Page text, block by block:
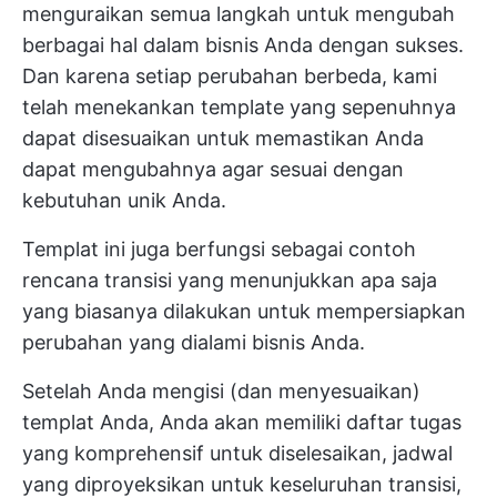
menguraikan semua langkah untuk mengubah
berbagai hal dalam bisnis Anda dengan sukses.
Dan karena setiap perubahan berbeda, kami
telah menekankan template yang sepenuhnya
dapat disesuaikan untuk memastikan Anda
dapat mengubahnya agar sesuai dengan
kebutuhan unik Anda.
Templat ini juga berfungsi sebagai contoh
rencana transisi yang menunjukkan apa saja
yang biasanya dilakukan untuk mempersiapkan
perubahan yang dialami bisnis Anda.
Setelah Anda mengisi (dan menyesuaikan)
templat Anda, Anda akan memiliki daftar tugas
yang komprehensif untuk diselesaikan, jadwal
yang diproyeksikan untuk keseluruhan transisi,